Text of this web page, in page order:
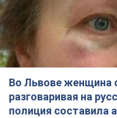
Во Львове женщина
разговаривая на
полиция составила